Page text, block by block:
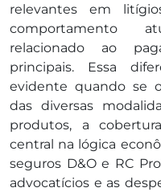
relevantes em
comportamento
relacionado ao
principais. Essa
evidente quando se
das diversas
produtos, a
central na lógica
seguros D&O e RC
advocatícios e as